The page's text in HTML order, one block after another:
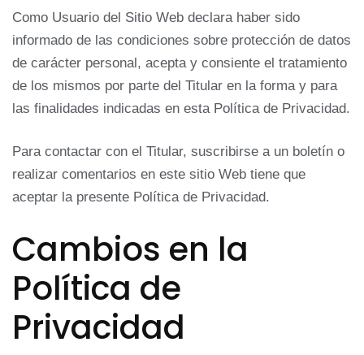
Como Usuario del Sitio Web declara haber sido
informado de las condiciones sobre protección de datos
de carácter personal, acepta y consiente el tratamiento
de los mismos por parte del Titular en la forma y para
las finalidades indicadas en esta Política de Privacidad.
Para contactar con el Titular, suscribirse a un boletín o
realizar comentarios en este sitio Web tiene que
aceptar la presente Política de Privacidad.
Cambios en la
Política de
Privacidad